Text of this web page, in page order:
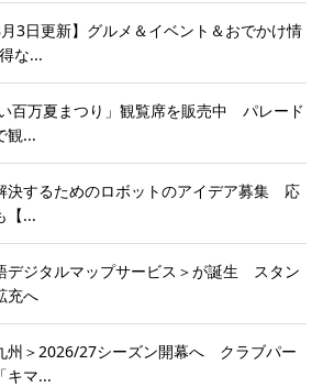
月3日更新】グルメ＆イベント＆おでかけ情
な...
百万夏まつり」観覧席を販売中 パレード
観...
決するためのロボットのアイデア募集 応
【...
デジタルマップサービス＞が誕生 スタン
充へ
州＞2026/27シーズン開幕へ クラブパー
キマ...